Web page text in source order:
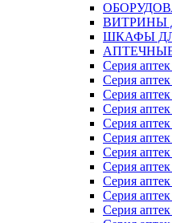
ВИТРИНЫ
ШКАФЫ
Серия
Серия
Серия
Серия
Серия
Серия
Серия
Серия
Серия
Серия
Серия